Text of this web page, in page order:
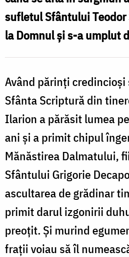
‒
spre
sfințenie
sufletul Sfântului
la Domnul și s-a umplut
Având părinți
Sfânta Scriptură din
Ilarion a părăsit lumea
ani și a primit chipul
Mănăstirea Dalmatului,
Sfântului Grigorie
ascultarea de grădinar
primit darul izgonirii
preoțit. Și murind
frații voiau să îl